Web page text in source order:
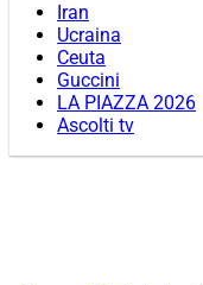
Iran
Ucraina
Ceuta
Guccini
LA PIAZZA 2026
Ascolti tv